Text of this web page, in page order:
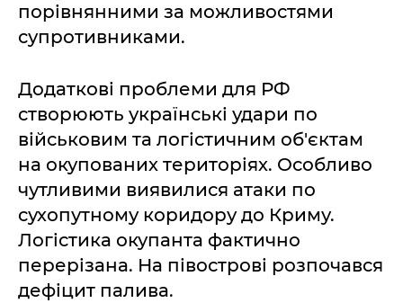
порівнянними за можливостями
супротивниками.
Додаткові проблеми для РФ
створюють українські удари по
військовим та логістичним об'єктам
на окупованих територіях. Особливо
чутливими виявилися атаки по
сухопутному коридору до Криму.
Логістика окупанта фактично
перерізана. На півострові розпочався
дефіцит палива.